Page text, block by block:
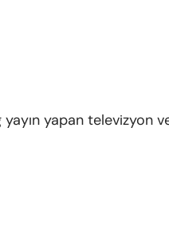
yapan televizyon